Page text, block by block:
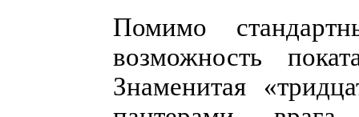
Помимо
возможность
Знаменитая